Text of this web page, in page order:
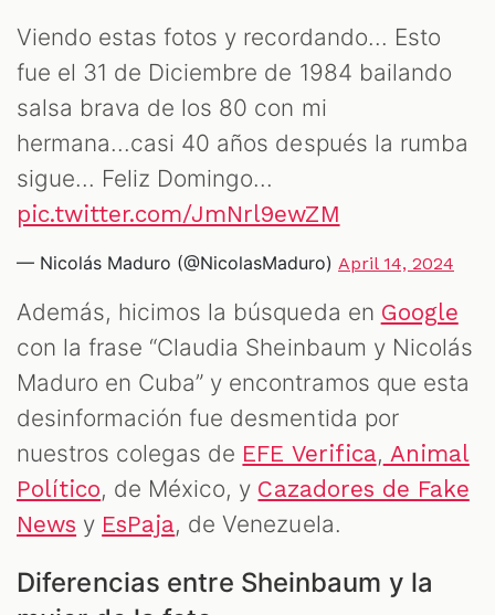
Viendo estas fotos y recordando... Esto
fue el 31 de Diciembre de 1984 bailando
salsa brava de los 80 con mi
hermana...casi 40 años después la rumba
sigue... Feliz Domingo...
pic.twitter.com/JmNrl9ewZM
— Nicolás Maduro (@NicolasMaduro) April 14, 2024
Además, hicimos la búsqueda en Google
con la frase “Claudia Sheinbaum y Nicolás
Maduro en Cuba” y encontramos que esta
desinformación fue desmentida por
nuestros colegas de EFE Verifica, Animal
Político, de México, y Cazadores de Fake
News y EsPaja, de Venezuela.
Diferencias entre Sheinbaum y la